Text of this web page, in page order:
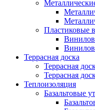
Пластиковые
Террасная доска
Террасная
Террасная
Теплоизоляция
Базальтовые